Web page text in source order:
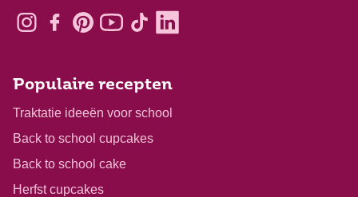
Populaire recepten
Traktatie ideeën voor school
Back to school cupcakes
Back to school cake
Herfst cupcakes